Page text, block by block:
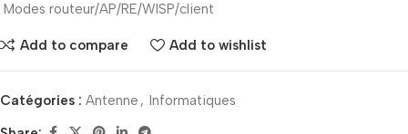
Modes routeur/AP/RE/WISP/client
Add to compare Add to wishlist
Catégories : Antenne , Informatiques